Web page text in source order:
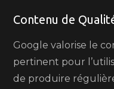
Contenu de
Google valorise le
pertinent pour
de produire